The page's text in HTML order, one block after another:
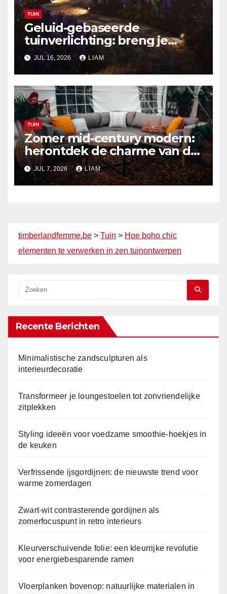
TUIN
Geluid-gebaseerde
tuinverlichting: breng je
buitenruimte tot leven met
audio-reactieve technologie
JUL 16, 2026 LIAM
TUIN
Zomer mid-century modern:
herontdek de charme van de
jaren ’50 in je tuin
JUL 7, 2026 LIAM
timberlandfemme.be > Tuin > Hoe boho chic
elementen te verwerken in zen tuinontwerpen
Recente Berichten
Minimalistische zandsculpturen als
interieurdecoratie
Transformeer je loungestoelen tot zonvriendelijke
zitplekken
Styling ideeën voor voedzame smoothie-hoekjes in
de keuken
Verfrissende ijsgordijnen: de nieuwste trend voor
warme zomerdagen
Zwart-wit contrasterende gordijnen als
zomerfocuspunt in retro interieurs
Kleurverschuivende folie: een kleurrijke revolutie
voor energiebesparende ramen
Vloerplanken bovenop: natuurlijke materialen in